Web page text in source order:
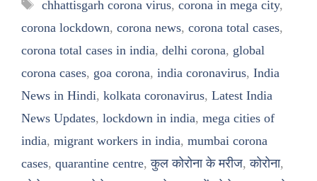
chhattisgarh corona virus, corona in mega city,
corona lockdown, corona news, corona total cases,
corona total cases in india, delhi corona, global
corona cases, goa corona, india coronavirus, India
News in Hindi, kolkata coronavirus, Latest India
News Updates, lockdown in india, mega cities of
india, migrant workers in india, mumbai corona
cases, quarantine centre,कुल कोरोना के मरीज,कोरोना,